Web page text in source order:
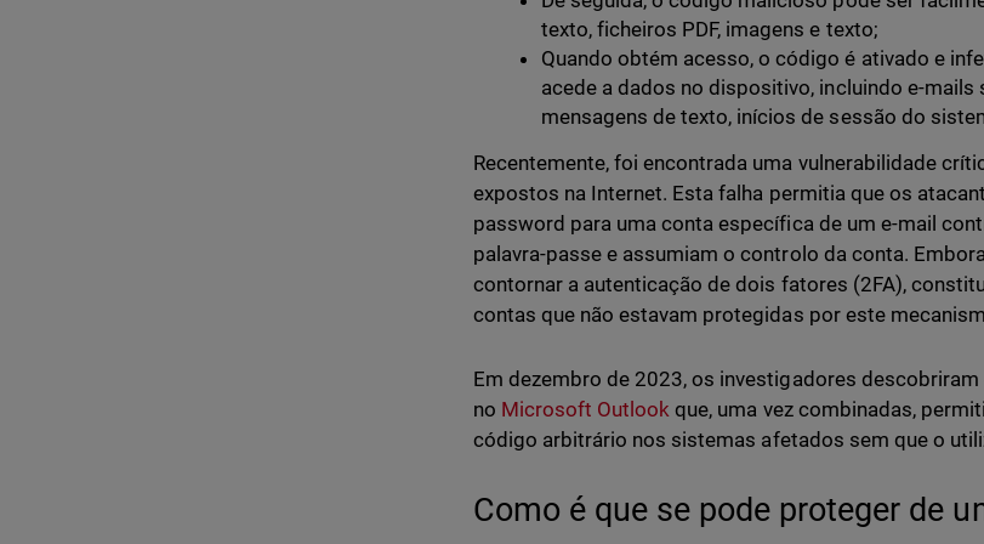
texto, ficheiros PDF, imagens e texto;
Quando obtém acesso, o código é ativado e
acede a dados no dispositivo, incluindo e-mails
mensagens de texto, inícios de sessão do
Recentemente, foi encontrada uma vulnerabilidade
expostos na Internet. Esta falha permitia que os
password para uma conta específica de um e-mail
palavra-passe e assumiam o controlo da conta.
contornar a autenticação de dois fatores (2FA),
contas que não estavam protegidas por este
Em dezembro de 2023, os investigadores
no Microsoft Outlook que, uma vez combinadas,
código arbitrário nos sistemas afetados sem que o
Como é que se pode proteger de